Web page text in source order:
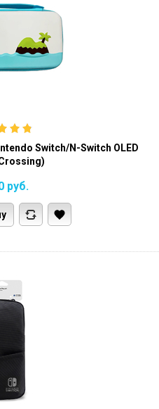
Switch/N-Switch OLED
руб.